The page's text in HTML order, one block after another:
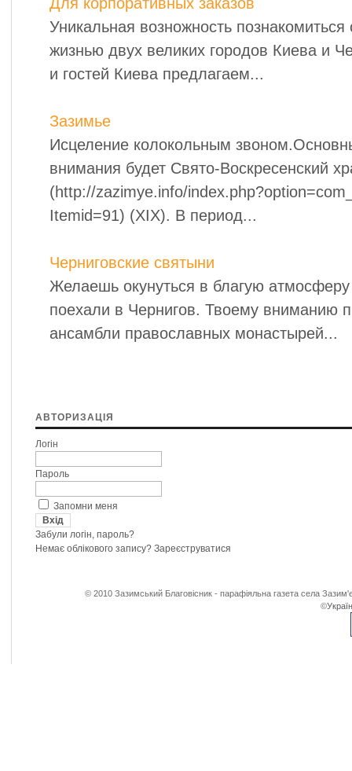
Уникальная возножность
жизнью двух великих городов Киева и
и гостей Киева предлагаем...
Зазимье
Исцеление колокольным
внимания будет Свято-Воскресенский
(http://zazimye.info/
Itemid=91) (XIX). В период...
Черниговские святыни
Желаешь окунуться в благую атмосферу
поехали в Чернигов. Твоему вниманию
ансамбли православных монастырей...
АВТОРИЗАЦІЯ
Логін
Пароль
Запомни меня
Забули логін, пароль?
Немає облікового запису? Зареєструватися
© 2010 Зазимський Благовісник - парафіяльна газета села
©